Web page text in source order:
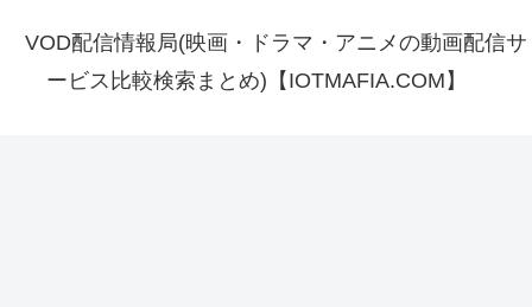
VOD配信情報局(映画・ドラマ・アニメの動画配信サ
ービス比較検索まとめ)【IOTMAFIA.COM】